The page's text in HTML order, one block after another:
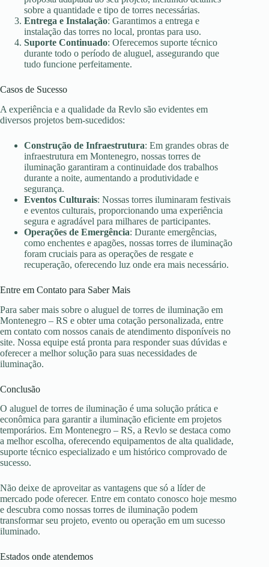
sobre a quantidade e tipo de torres necessárias.
Entrega e Instalação: Garantimos a entrega e
instalação das torres no local, prontas para uso.
Suporte Continuado: Oferecemos suporte técnico
durante todo o período de aluguel, assegurando que
tudo funcione perfeitamente.
Casos de Sucesso
A experiência e a qualidade da Revlo são evidentes em
diversos projetos bem-sucedidos:
Construção de Infraestrutura: Em grandes obras de
infraestrutura em Montenegro, nossas torres de
iluminação garantiram a continuidade dos trabalhos
durante a noite, aumentando a produtividade e
segurança.
Eventos Culturais: Nossas torres iluminaram festivais
e eventos culturais, proporcionando uma experiência
segura e agradável para milhares de participantes.
Operações de Emergência: Durante emergências,
como enchentes e apagões, nossas torres de iluminação
foram cruciais para as operações de resgate e
recuperação, oferecendo luz onde era mais necessário.
Entre em Contato para Saber Mais
Para saber mais sobre o aluguel de torres de iluminação em
Montenegro – RS e obter uma cotação personalizada, entre
em contato com nossos canais de atendimento disponíveis no
site. Nossa equipe está pronta para responder suas dúvidas e
oferecer a melhor solução para suas necessidades de
iluminação.
Conclusão
O aluguel de torres de iluminação é uma solução prática e
econômica para garantir a iluminação eficiente em projetos
temporários. Em Montenegro – RS, a Revlo se destaca como
a melhor escolha, oferecendo equipamentos de alta qualidade,
suporte técnico especializado e um histórico comprovado de
sucesso.
Não deixe de aproveitar as vantagens que só a líder de
mercado pode oferecer. Entre em contato conosco hoje mesmo
e descubra como nossas torres de iluminação podem
transformar seu projeto, evento ou operação em um sucesso
iluminado.
Estados onde atendemos